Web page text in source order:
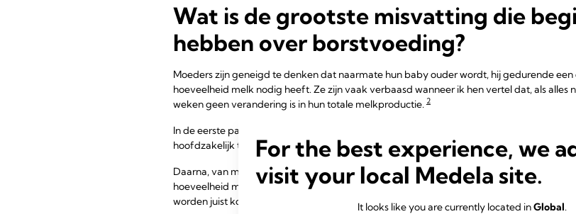
Wat is de grootste misvatting die
hebben over borstvoeding?
Moeders zijn geneigd te denken dat naarmate hun baby ouder wordt, hij gedurende
hoeveelheid melk nodig heeft. Ze zijn vaak verbaasd wanneer ik hen vertel dat, als alles
weken geen verandering is in hun totale melkproductie. 2
In de eerste paar maanden groeien baby's heel snel en hebben ze een hoge
hoofdzakelijk ten goede aan de groei en het op peil houden van hun stofwisseling.
Daarna, van maand drie tot zes, daalt de stofwisselingssnelheid en groeien ze minder
hoeveelheid melk. Dat betekent dat je baby zijn melkinname niet hoeft te verhogen
worden juist korter en minder frequent en toch krijgt je baby dezelfde hoeveelheid melk,
For the best experience, we
visit your local Medela site.
It looks like you are currently located inGlobal.